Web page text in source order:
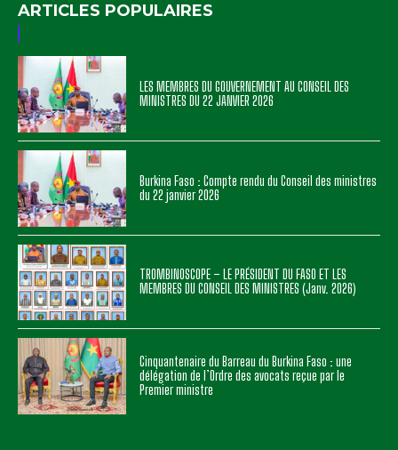
ARTICLES POPULAIRES
LES MEMBRES DU GOUVERNEMENT AU CONSEIL DES
MINISTRES DU 22 JANVIER 2026
Burkina Faso : Compte rendu du Conseil des ministres
du 22 janvier 2026
TROMBINOSCOPE – LE PRÉSIDENT DU FASO ET LES
MEMBRES DU CONSEIL DES MINISTRES (Janv. 2026)
Cinquantenaire du Barreau du Burkina Faso : une
délégation de l’Ordre des avocats reçue par le
Premier ministre